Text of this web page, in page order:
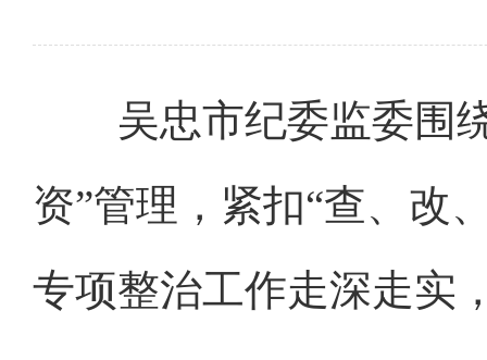
吴忠市纪委监委围绕
资”管理，紧扣“查、改
专项整治工作走深走实